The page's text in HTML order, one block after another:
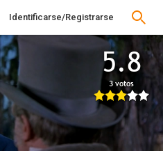
Identificarse/Registrarse
5.8
3 votos